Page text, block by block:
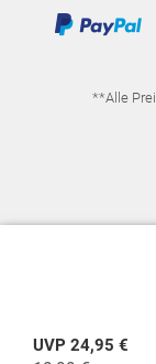
UVP 24,95 €
**Alle